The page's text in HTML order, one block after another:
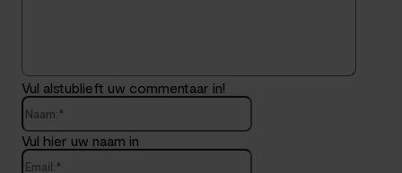
Vul alstublieft uw commentaar in!
Naam:*
Vul hier uw naam in
Email:*